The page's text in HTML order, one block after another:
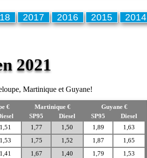
2017 2016 2015 2014
2021
Martinique et Guyane!
€ Martinique €
Guyane €
SP95 Diesel SP95
Diesel
1,51 1,77 1,50 1,89
1,63
1,53 1,75 1,52 1,87
1,65
1,41 1,67 1,40 1,79
1,53